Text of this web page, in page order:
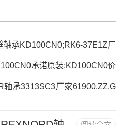
承KD100CN0;RK6-37E1Z厂
承诺原装;KD100CN0价
轴承3313SC3厂家61900.ZZ.G